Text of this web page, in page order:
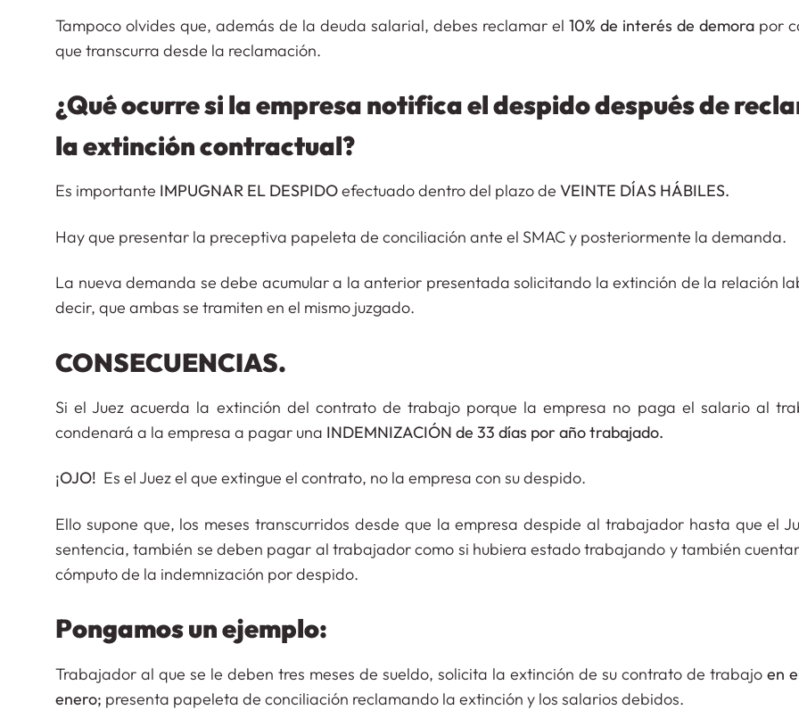
Tampoco olvides que, además de la deuda salarial, debes reclamar el 10% de interés de demora por
que transcurra desde la reclamación.
¿Qué ocurre si la empresa notifica el despido después de
la extinción contractual?
Es importante IMPUGNAR EL DESPIDOefectuado dentro del plazo de VEINTE DÍAS HÁBILES.
Hay que presentar la preceptiva papeleta de conciliación ante el SMAC y posteriormente la demanda.
La nueva demanda se debe acumular a la anterior presentada solicitando la extinción de la relación
decir, que ambas se tramiten en el mismo juzgado.
CONSECUENCIAS.
Si el Juez acuerda la extinción del contrato de trabajo porque la empresa no paga el salario al
condenará a la empresa a pagar una INDEMNIZACIÓN de 33 días por año trabajado.
¡OJO! Es el Juez el que extingue el contrato, no la empresa con su despido.
Ello supone que, los meses transcurridos desde que la empresa despide al trabajador hasta que el
sentencia, también se deben pagar al trabajador como si hubiera estado trabajando y también
cómputo de la indemnización por despido.
Pongamos un ejemplo:
Trabajador al que se le deben tres meses de sueldo, solicita la extinción de su contrato de trabajo en
enero; presenta papeleta de conciliación reclamando la extinción y los salarios debidos.